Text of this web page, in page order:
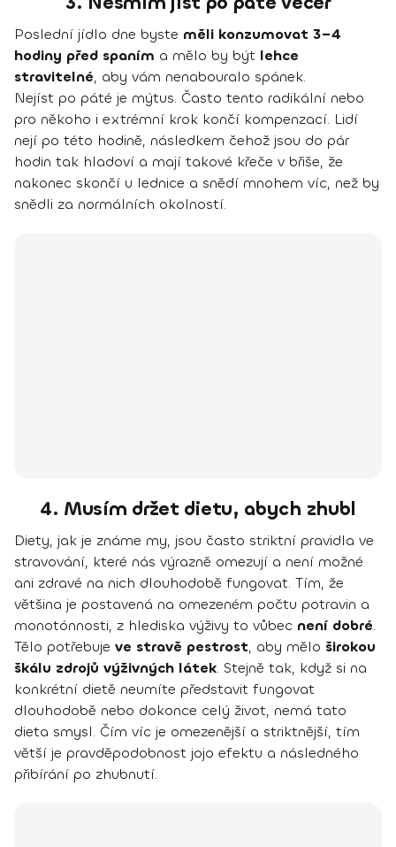
Poslední jídlo dne byste měli konzumovat 3–4
hodiny před spaním a mělo by být lehce
stravitelné, aby vám nenabouralo spánek.
Nejíst po páté je mýtus. Často tento radikální nebo
pro někoho i extrémní krok končí kompenzací. Lidí
nejí po této hodině, následkem čehož jsou do pár
hodin tak hladoví a mají takové křeče v břiše, že
nakonec skončí u lednice a snědí mnohem víc, než by
snědli za normálních okolností.
4. Musím držet dietu, abych zhubl
Diety, jak je známe my, jsou často striktní pravidla ve
stravování, které nás výrazně omezují a není možné
ani zdravé na nich dlouhodobě fungovat. Tím, že
většina je postavená na omezeném počtu potravin a
monotónnosti, z hlediska výživy to vůbec není dobré.
Tělo potřebuje ve stravě pestrost, aby mělo širokou
škálu zdrojů výživných látek. Stejně tak, když si na
konkrétní dietě neumíte představit fungovat
dlouhodobě nebo dokonce celý život, nemá tato
dieta smysl. Čím víc je omezenější a striktnější, tím
větší je pravděpodobnost jojo efektu a následného
přibírání po zhubnutí.